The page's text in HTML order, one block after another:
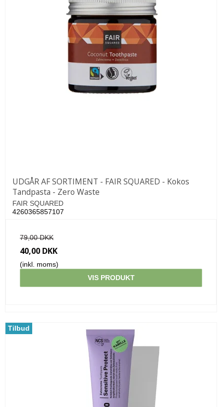
UDGÅR AF SORTIMENT - FAIR SQUARED - Kokos
Tandpasta - Zero Waste
FAIR SQUARED
4260365857107
79,00 DKK
40,00 DKK
(inkl. moms)
VIS PRODUKT
Tilbud